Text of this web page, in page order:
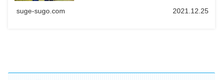
suge-sugo.com 2021.12.25